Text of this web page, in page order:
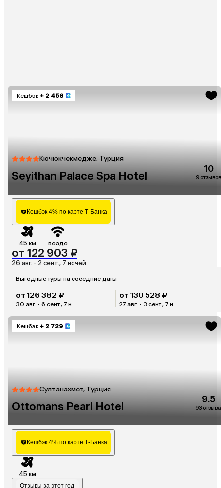
Кешбэк + 2 458
Кючюкчекмедже, Турция
Seyithan Palace Spa Hotel
10
9 отзывов
Кешбэк 4% по карте Т-Банка
45 км везде
от 122 903 ₽
26 авг. - 2 сент., 7 ночей
Выгодные туры на соседние даты
от 126 382 ₽
30 авг. - 6 сент., 7 н.
от 130 528 ₽
27 авг. - 3 сент., 7 н.
Кешбэк + 2 729
Султанахмет, Турция
Ottomans Pearl Hotel
9.5
93 отзыва
Кешбэк 4% по карте Т-Банка
45 км
Отзывы за этот год